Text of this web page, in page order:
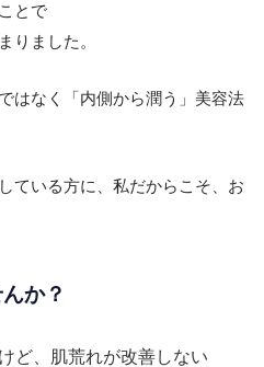
とで
りました。
はなく「内側から潤う」美容法
ている方に、私だからこそ、お
か？
ど、肌荒れが改善しない